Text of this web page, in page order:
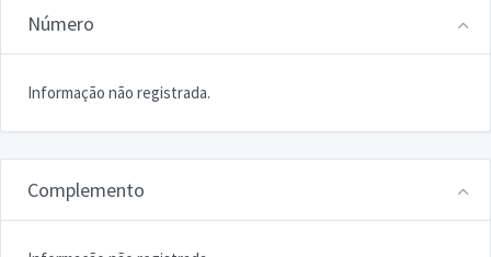
Número
Informação não registrada.
Complemento